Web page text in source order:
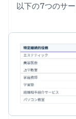
以下の7つのサ